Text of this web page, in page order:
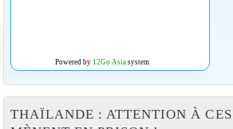
Powered by 12Go Asiasystem
THAÏLANDE : ATTENTION À CES